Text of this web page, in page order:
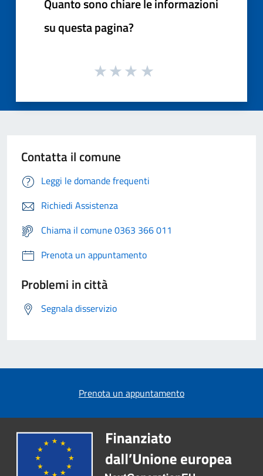
su questa pagina?
Contatta il comune
Leggi le domande frequenti
Richiedi Assistenza
Chiama il comune 0363 366 011
Prenota un appuntamento
Problemi in città
Segnala disservizio
Prenota un appuntamento